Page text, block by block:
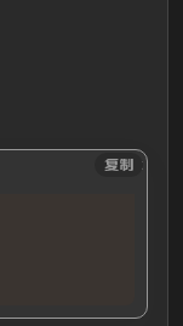
复制
Text